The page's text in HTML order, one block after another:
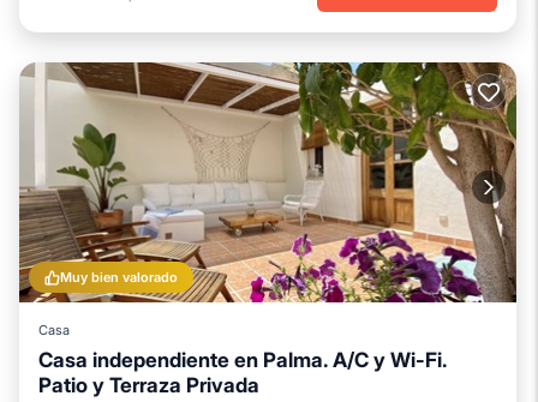
Muy bien valorado
Casa
Casa independiente en Palma. A/C y Wi-Fi.
Patio y Terraza Privada